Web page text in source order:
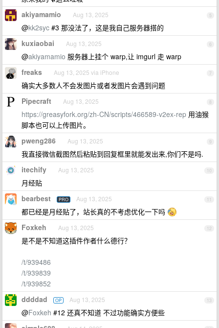
5
akiyamamio Aug 13, 2025
@kk2syc #3 那没法了，这是我自己服务器搭的
6
kuxiaobai Aug 13, 2025
@akiyamamio 服务器上挂个 warp,让 imgurl 走 warp
7
freaks Aug 13, 2025 via iPhone
确实大多数人不会发图片或者发图片会遇到问题
8
Pipecraft Aug 13, 2025
https://greasyfork.org/zh-CN/scripts/466589-v2ex-rep 用油猴
脚本也可以上传图片。
9
pweng286 Aug 13, 2025
我直接微信截图然后粘贴到回复框里就能发出来,你们不是吗.
10
itechify Aug 13, 2025
月经贴
11
bearbest PRO Aug 13, 2025
都已经是月经贴了，站长真的不考虑优化一下吗
12
Foxkeh Aug 13, 2025
是不是不知道这插件作者什么德行？
/t/939486
/t/939839
/t/939852
13
ddddad OP Aug 13, 2025
@Foxkeh #12 还真不知道 不过功能确实方便些